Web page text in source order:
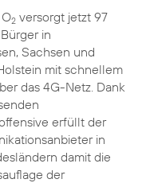
2versorgt jetzt 97
in
Sachsen und
mit schnellem
das 4G-Netz. Dank
erfüllt der
in
damit die
der